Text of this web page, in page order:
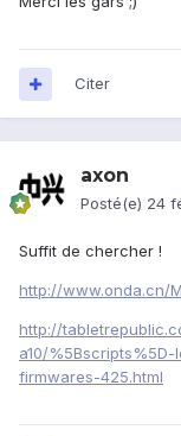
Citer
axon
Posté(e) 24
Suffit de chercher !
http://www.onda.cn/
http://
a10/
firmwares-425.html